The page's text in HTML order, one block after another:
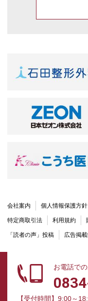
会社案内 個人情報保護方針
特定商取引法 利用規約
「読者の声」投稿 広告掲
お電話で
【受付時間】9:00～